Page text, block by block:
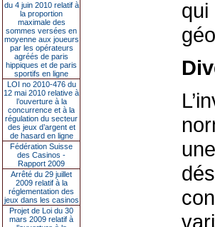
du 4 juin 2010 relatif à
la proportion
maximale des
sommes versées en
moyenne aux joueurs
par les opérateurs
agréés de paris
hippiques et de paris
sportifs en ligne
LOI no 2010-476 du
12 mai 2010 relative à
l’ouverture à la
concurrence et à la
régulation du secteur
des jeux d’argent et
de hasard en ligne
Fédération Suisse
des Casinos -
Rapport 2009
Arrêté du 29 juillet
2009 relatif à la
réglementation des
jeux dans les casinos
Projet de Loi du 30
mars 2009 relatif à